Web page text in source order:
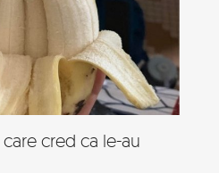
cred ca le-au